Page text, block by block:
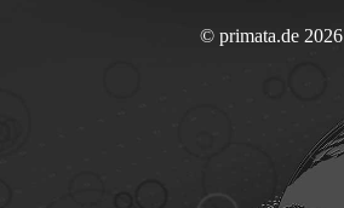
© primata.de 2026